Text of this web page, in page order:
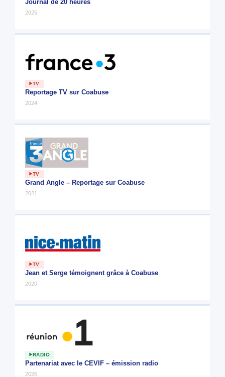
Journal de 20 heures
2025
TV
Reportage TV sur Coabuse
2024
TV
Grand Angle – Reportage sur Coabuse
2021
TV
Jean et Serge témoignent grâce à Coabuse
2020
RADIO
Partenariat avec le CEVIF – émission radio
2026